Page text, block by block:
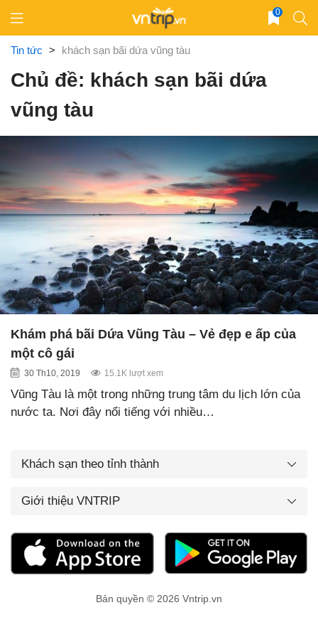
content
0
Tin tức > khách sạn bãi dứa vũng tàu
Chủ đề: khách sạn bãi dứa
vũng tàu
Khám phá bãi Dứa Vũng Tàu – Vẻ đẹp e ấp của
một cô gái
30 Th10, 2019 15.1K lượt xem
Vũng Tàu là một trong những trung tâm du lịch lớn của
nước ta. Nơi đây nổi tiếng với nhiều…
Khách sạn theo tỉnh thành
Giới thiệu VNTRIP
Bản quyền © 2026 Vntrip.vn